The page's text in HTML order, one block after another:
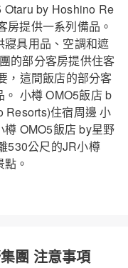
Otaru by Hoshino Re
房提供一系列備品。
具用品、空調和遮
的部分客房提供住客
，這間飯店的部分客
小樽 OMO5飯店 b
Resorts)住宿周邊 小
OMO5飯店 by星野
530公尺的JR小樽
。
團 注意事項
關閉